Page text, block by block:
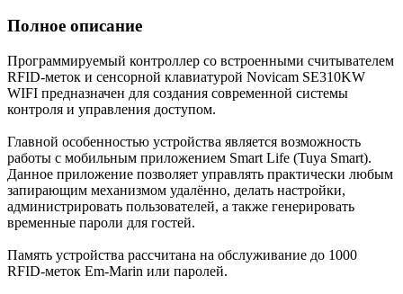
Полное описание
Программируемый контроллер со встроенными считывателем
RFID-меток и сенсорной клавиатурой Novicam SE310KW
WIFI предназначен для создания современной системы
контроля и управления доступом.
Главной особенностью устройства является возможность
работы с мобильным приложением Smart Life (Tuya Smart).
Данное приложение позволяет управлять практически любым
запирающим механизмом удалённо, делать настройки,
администрировать пользователей, а также генерировать
временные пароли для гостей.
Память устройства рассчитана на обслуживание до 1000
RFID-меток Em-Marin или паролей.